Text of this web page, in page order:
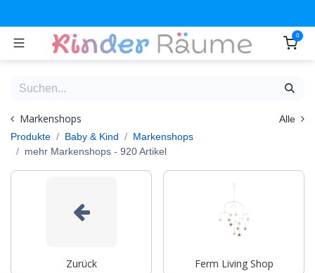
0
Markenshops
Alle
Produkte
Baby & Kind
Markenshops
mehr Markenshops - 920 Artikel
Zurück Ferm Living Shop